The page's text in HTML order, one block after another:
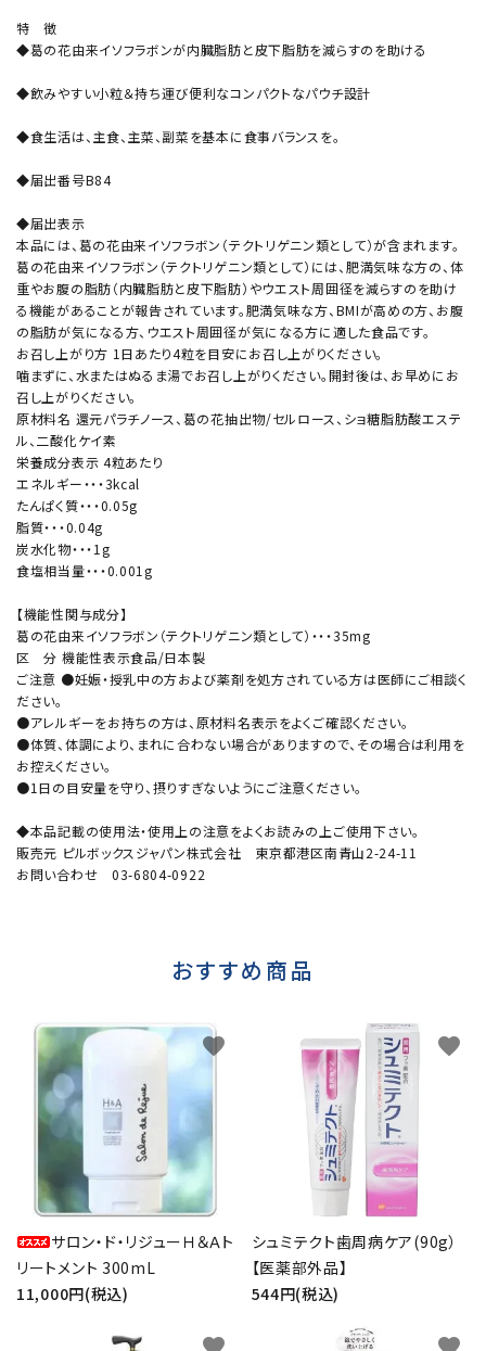
特 徴
◆葛の花由来イソフラボンが内臓脂肪と皮下脂肪を減らすのを助ける
◆飲みやすい小粒＆持ち運び便利なコンパクトなパウチ設計
◆食生活は、主食、主菜、副菜を基本に食事バランスを。
◆届出番号B84
◆届出表示
本品には、葛の花由来イソフラボン（テクトリゲニン類として）が含まれます。
葛の花由来イソフラボン（テクトリゲニン類として）には、肥満気味な方の、体
重やお腹の脂肪（内臓脂肪と皮下脂肪）やウエスト周囲径を減らすのを助け
る機能があることが報告されています。肥満気味な方、BMIが高めの方、お腹
の脂肪が気になる方、ウエスト周囲径が気になる方に適した食品です。
お召し上がり方 1日あたり4粒を目安にお召し上がりください。
噛まずに、水またはぬるま湯でお召し上がりください。開封後は、お早めにお
召し上がりください。
原材料名 還元パラチノース、葛の花抽出物/セルロース、ショ糖脂肪酸エステ
ル、二酸化ケイ素
栄養成分表示 4粒あたり
エネルギー・・・3kcal
たんぱく質・・・0.05g
脂質・・・0.04g
炭水化物・・・1g
食塩相当量・・・0.001g
【機能性関与成分】
葛の花由来イソフラボン（テクトリゲニン類として）・・・35mg
区 分 機能性表示食品/日本製
ご注意 ●妊娠・授乳中の方および薬剤を処方されている方は医師にご相談く
ださい。
●アレルギーをお持ちの方は、原材料名表示をよくご確認ください。
●体質、体調により、まれに合わない場合がありますので、その場合は利用を
お控えください。
●1日の目安量を守り、摂りすぎないようにご注意ください。
◆本品記載の使用法・使用上の注意をよくお読みの上ご使用下さい。
販売元 ピルボックスジャパン株式会社 東京都港区南青山2-24-11
お問い合わせ 03-6804-0922
おすすめ商品
サロン・ド・リジューＨ＆Ａト
リートメント 300mL
11,000円(税込)
favorite
シュミテクト歯周病ケア(90g）
【医薬部外品】
544円(税込)
favorite